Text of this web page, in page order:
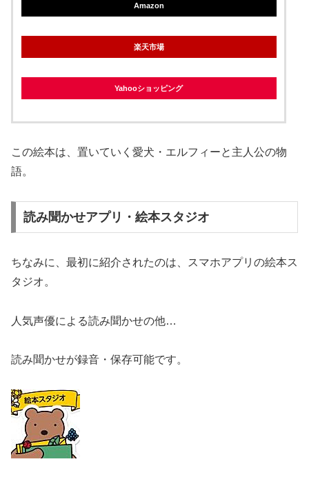
Amazon
楽天市場
Yahooショッピング
この絵本は、置いていく愛犬・エルフィーと主人公の物
語。
読み聞かせアプリ・絵本スタジオ
ちなみに、最初に紹介されたのは、スマホアプリの絵本ス
タジオ。
人気声優による読み聞かせの他…
読み聞かせが録音・保存可能です。